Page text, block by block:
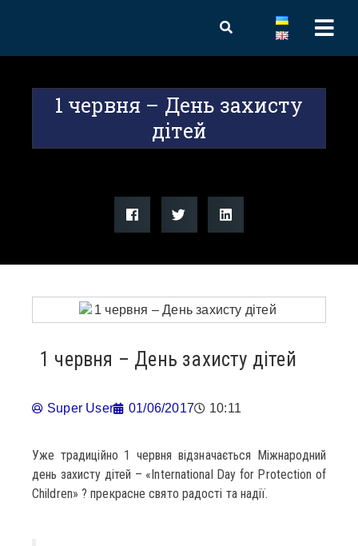
1 червня – День захисту
дітей
1 червня – День захисту дітей
Super User 01/06/2017 10:11
Уже традиційно 1 червня відзначається Міжнародний
день захисту дітей – «International Day for Protection of
Children» ? прекрасне свято радості та надії.